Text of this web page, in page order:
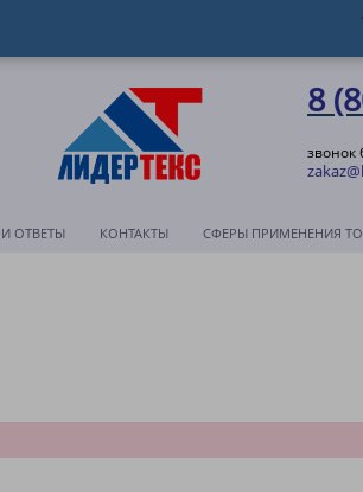
8
звонок
ОТВЕТЫ КОНТАКТЫ СФЕРЫ ПРИМЕНЕНИЯ